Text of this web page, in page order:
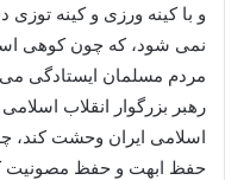
و با کینه ورزی و کینه
نمی شود، که چون کوهی
مردم مسلمان ایستادگی می
رهبر بزرگوار انقلاب
اسلامی ایران وحشت کند،
حفظ ابهت و حفظ